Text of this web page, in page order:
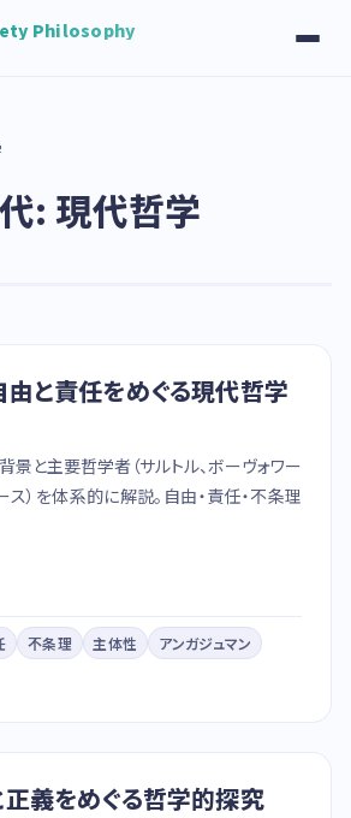
Philosophy
: 現代哲学
と責任をめぐる現代哲学
と主要哲学者（サルトル、ボーヴォワー
ス）を体系的に解説。自由・責任・不条理
不条理 主体性
アンガジュマン
義をめぐる哲学的探究